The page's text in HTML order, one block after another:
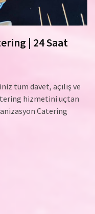
| 24 Saat
tüm davet, açılış ve
hizmetini uçtan
Catering